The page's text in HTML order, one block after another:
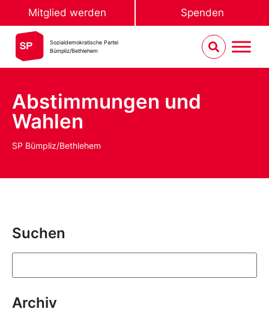
Mitglied werden Spenden
Sozialdemokratische Partei
Bümpliz/Bethlehem
Abstimmungen und
Wahlen
SP Bümpliz/Bethlehem
Suchen
Archiv